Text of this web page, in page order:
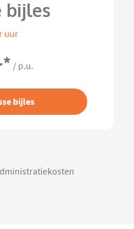
bijles
uur
* / p.u.
bijles